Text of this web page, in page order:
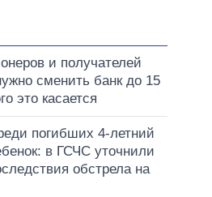
и получателей
сменить банк до 15
это касается
погибших 4-летний
в ГСЧС уточнили
обстрела на